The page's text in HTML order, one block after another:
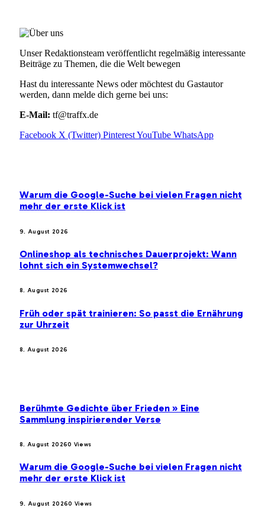
Unser Redaktionsteam veröffentlicht regelmäßig interessante
Beiträge zu Themen, die die Welt bewegen
Hast du interessante News oder möchtest du Gastautor
werden, dann melde dich gerne bei uns:
E-Mail: tf@traffx.de
Facebook X (Twitter) PinterestYouTube WhatsApp
Warum die Google-Suche bei vielen Fragen nicht
mehr der erste Klick ist
9. August 2026
Onlineshop als technisches Dauerprojekt: Wann
lohnt sich ein Systemwechsel?
8. August 2026
Früh oder spät trainieren: So passt die Ernährung
zur Uhrzeit
8. August 2026
Berühmte Gedichte über Frieden » Eine
Sammlung inspirierender Verse
8. August 20260 Views
Warum die Google-Suche bei vielen Fragen nicht
mehr der erste Klick ist
9. August 20260 Views